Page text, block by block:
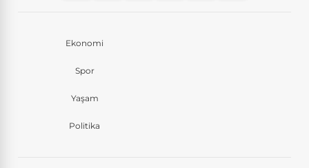
Ekonomi
Spor
Yaşam
Politika